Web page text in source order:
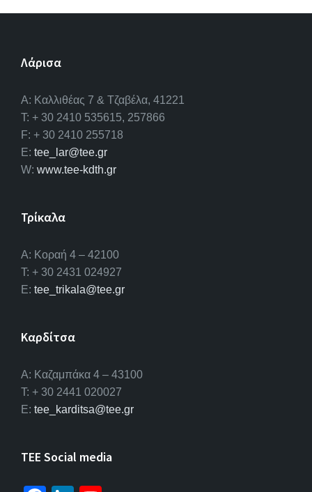
Λάρισα
A: Καλλιθέας 7 & Τζαβέλα, 41221
T: + 30 2410 535615, 257866
F: + 30 2410 255718
E: tee_lar@tee.gr
W: www.tee-kdth.gr
Τρίκαλα
Α: Κοραή 4 – 42100
T: + 30 2431 024927
E: tee_trikala@tee.gr
Καρδίτσα
Α: Καζαμπάκα 4 – 43100
T: + 30 2441 020027
E: tee_karditsa@tee.gr
TEE Social media